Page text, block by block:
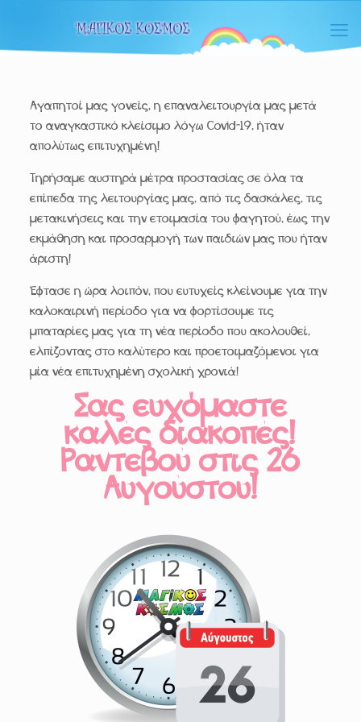
Αγαπητοί μας γονείς, η επαναλειτουργία μας μετά
το αναγκαστικό κλείσιμο λόγω Covid-19, ήταν
απολύτως επιτυχημένη!
Τηρήσαμε αυστηρά μέτρα προστασίας σε όλα τα
επίπεδα της λειτουργίας μας, από τις δασκάλες, τις
μετακινήσεις και την ετοιμασία του φαγητού, έως την
εκμάθηση και προσαρμογή των παιδιών μας που ήταν
άριστη!
Έφτασε η ώρα λοιπόν, που ευτυχείς κλείνουμε για την
καλοκαιρινή περίοδο για να φορτίσουμε τις
μπαταρίες μας για τη νέα περίοδο που ακολουθεί,
ελπίζοντας στο καλύτερο και προετοιμαζόμενοι για
μία νέα επιτυχημένη σχολική χρονιά!
Σας ευχόμαστε
καλές διακοπές!
Ραντεβού στις 26
Αυγούστου!